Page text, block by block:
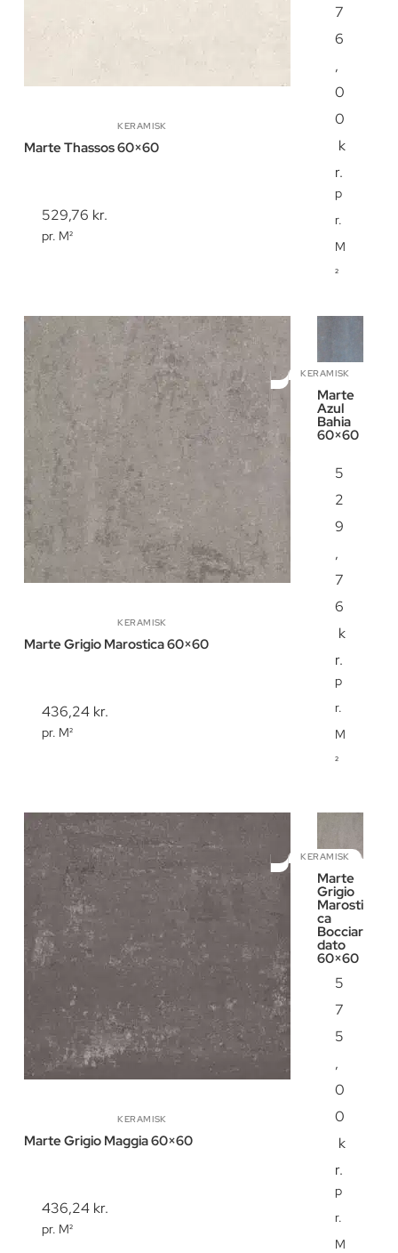
KERAMISK
Marte Thassos 60×60
529,76 kr.
pr. M²
7
6
,
0
0
k
r.
p
r.
M
²
KERAMISK
Marte Grigio Marostica 60×60
436,24 kr.
pr. M²
KERAMISK
Marte
Azul
Bahia
60×60
5
2
9
,
7
6
k
r.
p
r.
M
²
KERAMISK
Marte Grigio Maggia 60×60
436,24 kr.
pr. M²
KERAMISK
Marte
Grigio
Marosti
ca
Bocciar
dato
60×60
5
7
5
,
0
0
k
r.
p
r.
M